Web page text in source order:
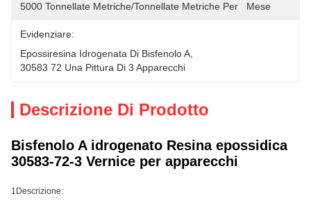
5000 Tonnellate Metriche/tonnellate Metriche Per   Mese
Evidenziare:
Epossiresina Idrogenata Di Bisfenolo A
30583 72 Una Pittura Di 3 Apparecchi
Descrizione Di Prodotto
Bisfenolo A idrogenato Resina epossidica
30583-72-3 Vernice per apparecchi
1Descrizione: